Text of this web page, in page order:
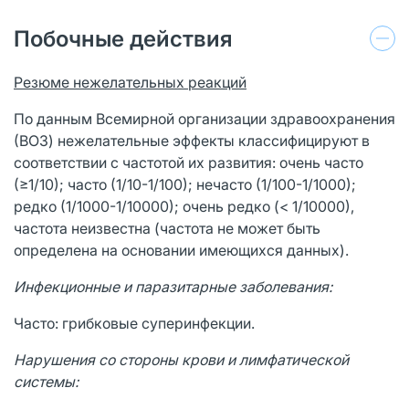
Побочные действия
Резюме нежелательных реакций
По данным Всемирной организации здравоохранения
(ВОЗ) нежелательные эффекты классифицируют в
соответствии с частотой их развития: очень часто
(≥1/10); часто (1/10-1/100); нечасто (1/100-1/1000);
редко (1/1000-1/10000); очень редко (< 1/10000),
частота неизвестна (частота не может быть
определена на основании имеющихся данных).
Инфекционные и паразитарные заболевания:
Часто: грибковые суперинфекции.
Нарушения со стороны крови и лимфатической
системы: